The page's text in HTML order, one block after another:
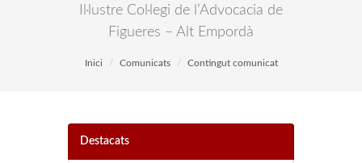
Il·lustre Col·legi de l’Advocacia de
Figueres – Alt Empordà
Inici Comunicats Contingut comunicat
Destacats